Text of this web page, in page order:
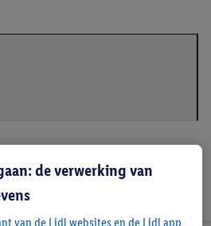
de verwerking van
van de Lidl websites en de Lidl app